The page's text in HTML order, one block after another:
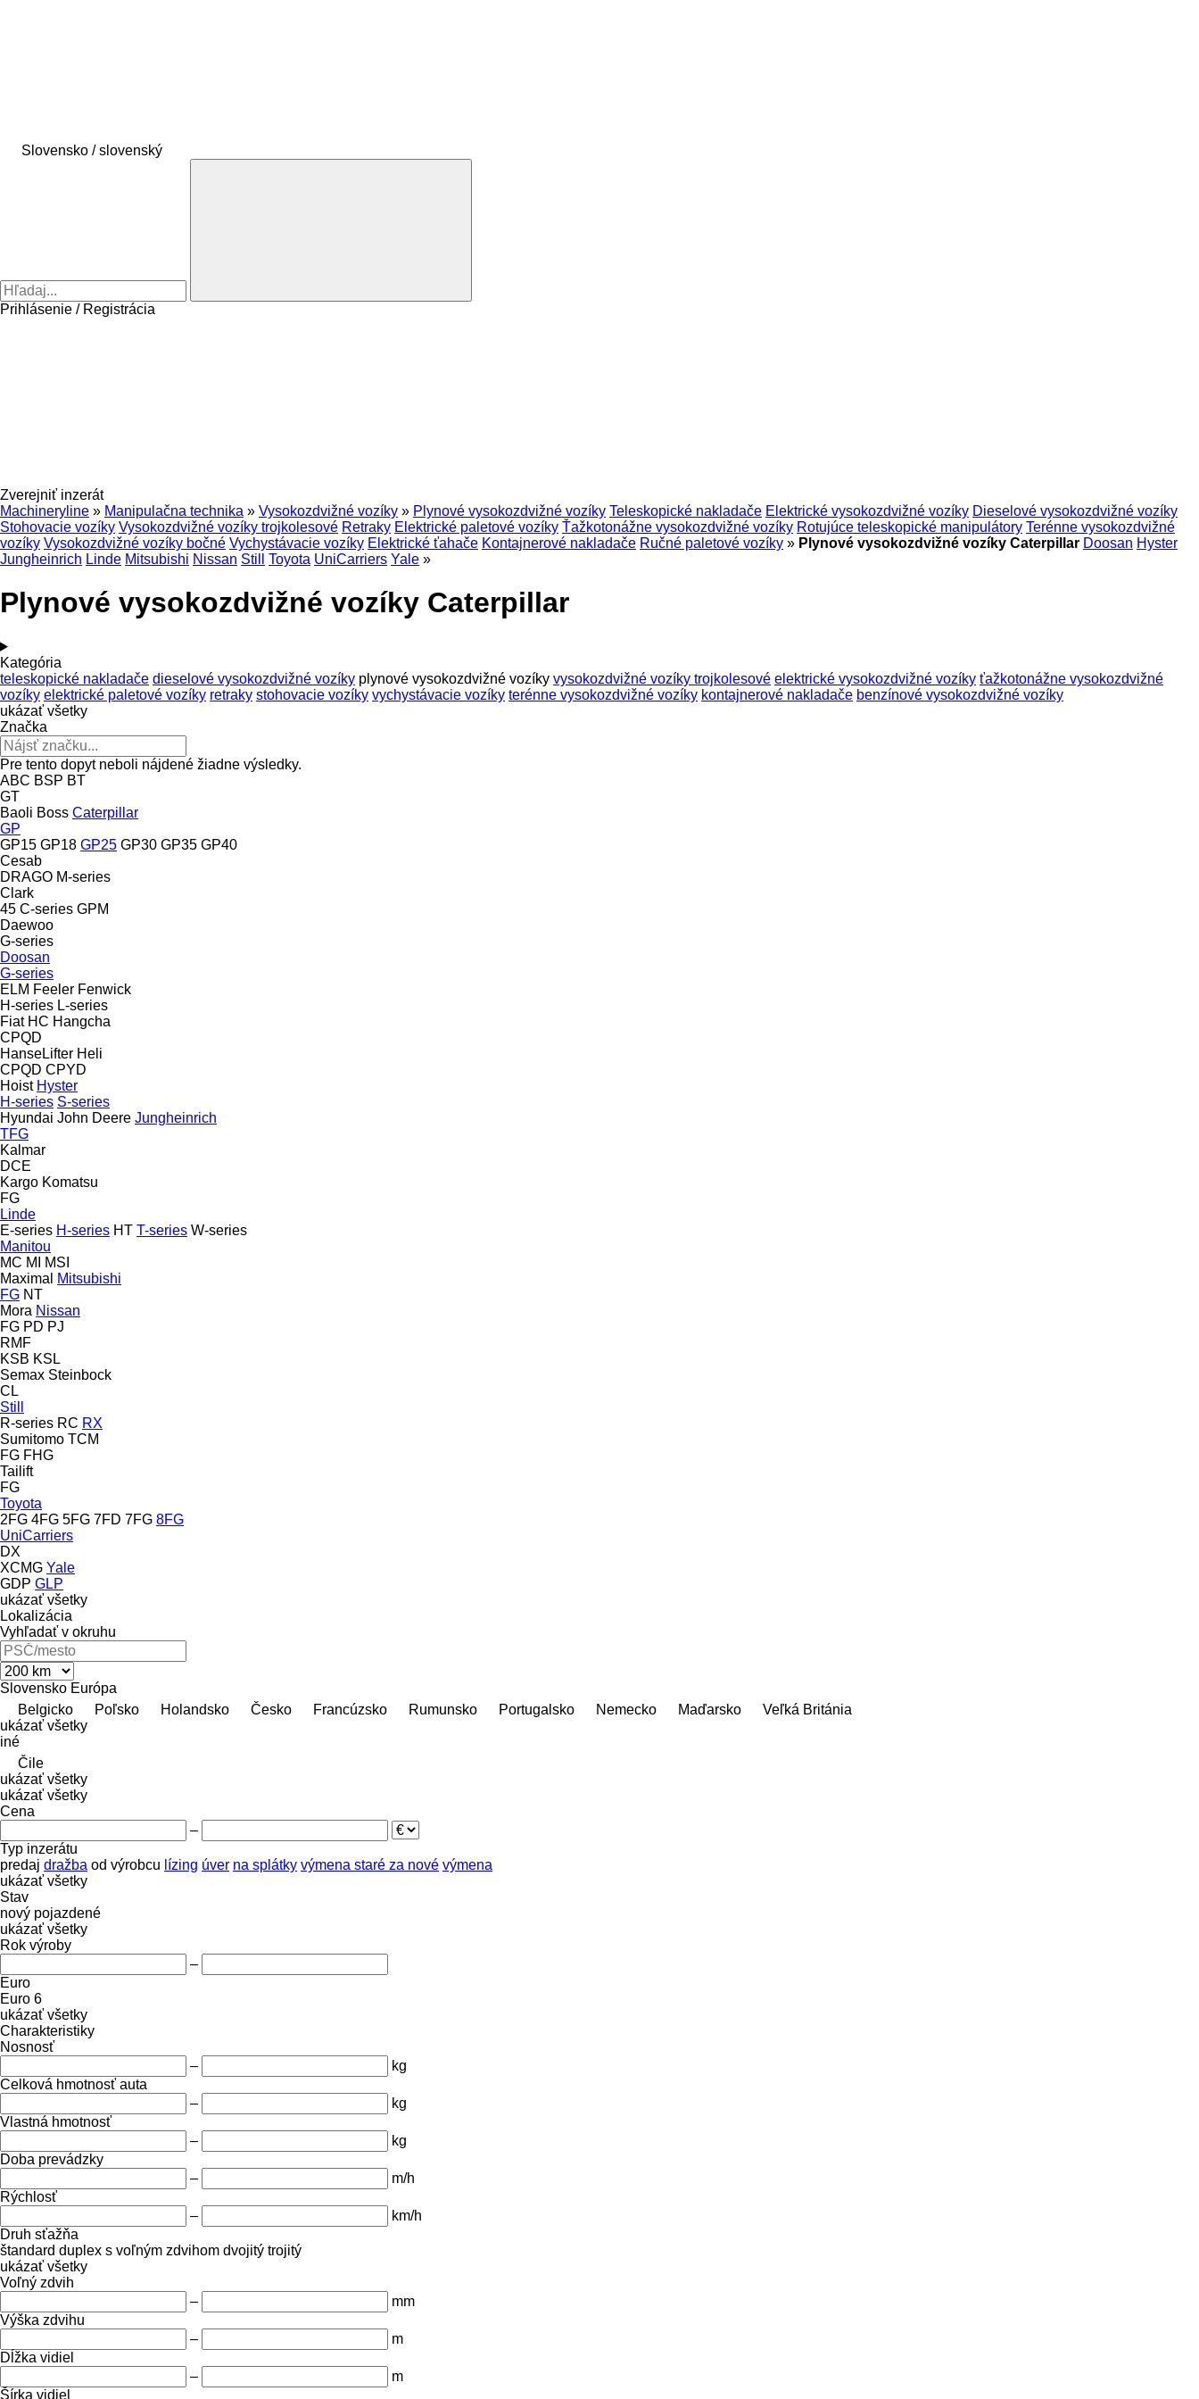
Slovensko / slovenský
Prihlásenie / Registrácia
Zverejniť inzerát
Machineryline » Manipulačna technika » Vysokozdvižné vozíky » Plynové vysokozdvižné vozíky Teleskopické nakladače Elektrické vysokozdvižné vozíky Dieselové vysokozdvižné vozíky
Stohovacie vozíky Vysokozdvižné vozíky trojkolesové Retraky Elektrické paletové vozíky Ťažkotonážne vysokozdvižné vozíky Rotujúce teleskopické manipulátory Terénne vysokozdvižné
vozíky Vysokozdvižné vozíky bočné Vychystávacie vozíky Elektrické ťahače Kontajnerové nakladače Ručné paletové vozíky » Plynové vysokozdvižné vozíky Caterpillar Doosan Hyster
Jungheinrich Linde Mitsubishi Nissan Still Toyota UniCarriers Yale »
Plynové vysokozdvižné vozíky Caterpillar
Kategória
teleskopické nakladače dieselové vysokozdvižné vozíky plynové vysokozdvižné vozíky vysokozdvižné vozíky trojkolesové elektrické vysokozdvižné vozíky ťažkotonážne vysokozdvižné
vozíky elektrické paletové vozíky retraky stohovacie vozíky vychystávacie vozíky terénne vysokozdvižné vozíky kontajnerové nakladače benzínové vysokozdvižné vozíky
ukázať všetky
Značka
Pre tento dopyt neboli nájdené žiadne výsledky.
ABC BSP BT
GT
Baoli Boss Caterpillar
GP
GP15 GP18 GP25 GP30 GP35 GP40
Cesab
DRAGO M-series
Clark
45 C-series GPM
Daewoo
G-series
Doosan
G-series
ELM Feeler Fenwick
H-series L-series
Fiat HC Hangcha
CPQD
HanseLifter Heli
CPQD CPYD
Hoist Hyster
H-series S-series
Hyundai John Deere Jungheinrich
TFG
Kalmar
DCE
Kargo Komatsu
FG
Linde
E-series H-series HT T-series W-series
Manitou
MC MI
MSI
Maximal
Mitsubishi
FG NT
Mora Nissan
FG PD PJ
RMF
KSB KSL
Semax Steinbock
CL
Still
R-series RC RX
Sumitomo TCM
FG FHG
Tailift
FG
Toyota
2FG 4FG 5FG 7FD 7FG 8FG
UniCarriers
DX
XCMG Yale
GDP GLP
ukázať všetky
Lokalizácia
Vyhľadať v okruhu
Slovensko Európa
Belgicko
Poľsko Holandsko Česko Francúzsko Rumunsko Portugalsko Nemecko Maďarsko
Veľká Británia
ukázať všetky
iné
Čile
ukázať všetky
ukázať všetky
Cena
–
Typ inzerátu
predaj dražba od výrobcu lízing úver na splátky výmena staré za nové výmena
ukázať všetky
Stav
nový pojazdené
ukázať všetky
Rok výroby
–
Euro
Euro 6
ukázať všetky
Charakteristiky
Nosnosť
–
kg
Celková hmotnosť auta
–
kg
Vlastná hmotnosť
–
kg
Doba prevádzky
–
m/h
Rýchlosť
–
km/h
Druh sťažňa
štandard duplex s voľným zdvihom dvojitý trojitý
ukázať všetky
Voľný zdvih
–
mm
Výška zdvihu
–
m
Dĺžka vidiel
–
m
Šírka vidiel